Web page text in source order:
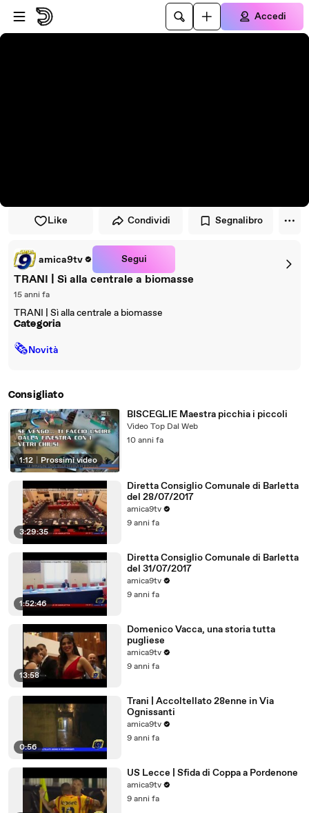
Vai al lettore
Passa al contenuto principale
Accedi
Like Condividi Segnalibro
amica9tv Segui
TRANI | Sì alla centrale a biomasse
15 anni fa
TRANI | Sì alla centrale a biomasse
Categoria
🗞Novità
Consigliato
1:12 Prossimi video
BISCEGLIE Maestra picchia i piccoli
Video Top Dal Web
10 anni fa
3:29:35
Diretta Consiglio Comunale di Barletta
del 28/07/2017
amica9tv
9 anni fa
1:52:46
Diretta Consiglio Comunale di Barletta
del 31/07/2017
amica9tv
9 anni fa
13:58
Domenico Vacca, una storia tutta
pugliese
amica9tv
9 anni fa
0:56
Trani | Accoltellato 28enne in Via
Ognissanti
amica9tv
9 anni fa
US Lecce | Sfida di Coppa a Pordenone
amica9tv
9 anni fa